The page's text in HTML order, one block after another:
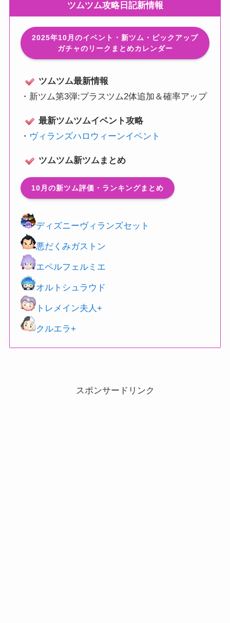
ツムツム攻略日記新情報
2025年10月のイベント・新ツム・ピックアップ
ガチャのリークまとめカレンダー
ツムツム最新情報
・ 新ツム第3弾:プラスツム2体追加＆確率アップ
最新ツムツムイベント攻略
・ ヴィランズハロウィーンイベント
ツムツム新ツムまとめ
10月の新ツム評価・ランキングまとめ
ディズニーヴィランズセット
悪だくみガストン
エペルフェルミエ
オルトシュラウド
トレメイン夫人+
クルエラ+
スポンサードリンク